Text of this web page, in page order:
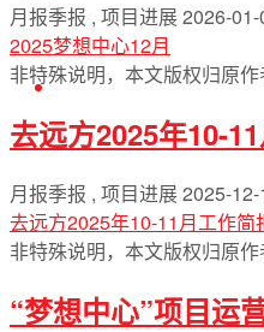
English
月报季报 , 项目进展2026-
2025梦想中心12月
非特殊说明，本文版权归原作
去远方2025年10-
月报季报 , 项目进展2025-12-
去远方2025年10-11月工作简
非特殊说明，本文版权归原作
“梦想中心”项目运